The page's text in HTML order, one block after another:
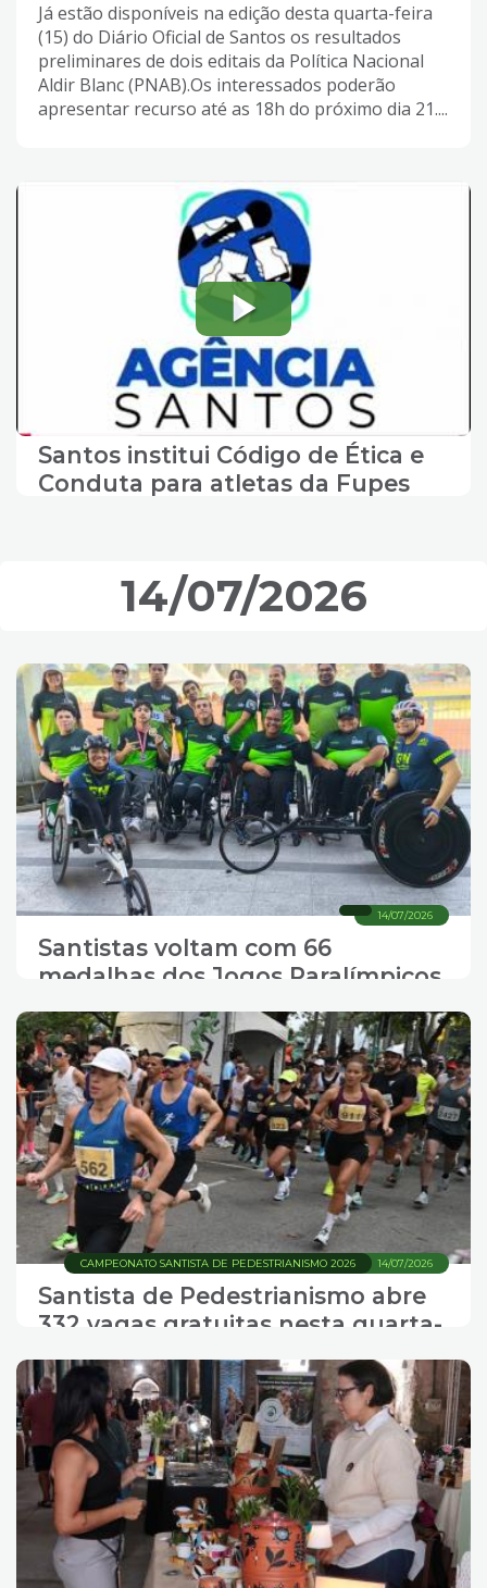
Já estão disponíveis na edição desta quarta-feira
(15) do Diário Oficial de Santos os resultados
preliminares de dois editais da Política Nacional
Aldir Blanc (PNAB).Os interessados poderão
apresentar recurso até as 18h do próximo dia 21....
Santos institui Código de Ética e
Conduta para atletas da Fupes
14/07/2026
14/07/2026
Santistas voltam com 66
medalhas dos Jogos Paralímpicos
de São Paulo
14/07/2026
CAMPEONATO SANTISTA DE PEDESTRIANISMO 2026
Santista de Pedestrianismo abre
332 vagas gratuitas nesta quarta-
feira